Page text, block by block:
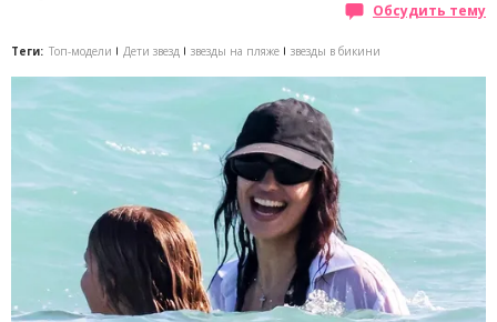
Обсудить тему
Теги: Топ-модели Дети звезд звезды на пляже звезды в бикини